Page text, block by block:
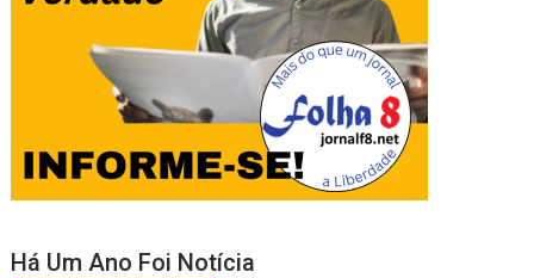
Há Um Ano Foi Notícia